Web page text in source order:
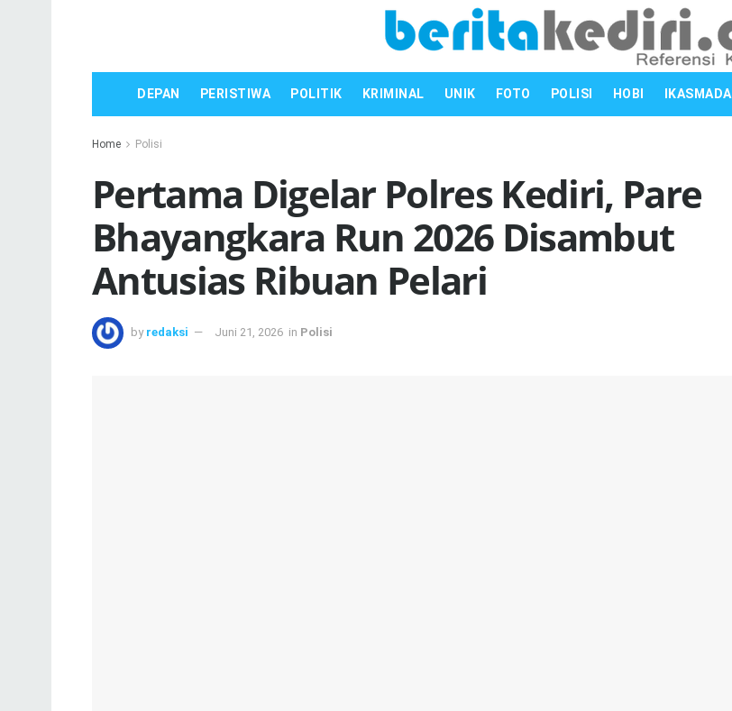
DEPAN PERISTIWA POLITIK KRIMINAL UNIK FOTO POLISI HOBI IKASMADA
Home Polisi
Pertama Digelar Polres Kediri, Pare
Bhayangkara Run 2026 Disambut
Antusias Ribuan Pelari
by redaksi Juni 21, 2026 in Polisi